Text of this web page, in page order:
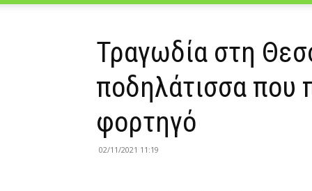
Τραγωδία στη
ποδηλάτισσα που
φορτηγό
02/11/2021 11:19